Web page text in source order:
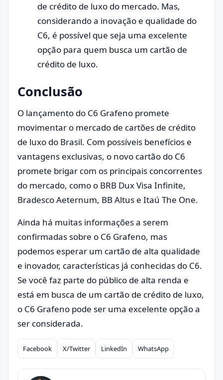
de crédito de luxo do mercado. Mas,
considerando a inovação e qualidade do
C6, é possível que seja uma excelente
opção para quem busca um cartão de
crédito de luxo.
Conclusão
O lançamento do C6 Grafeno promete
movimentar o mercado de cartões de crédito
de luxo do Brasil. Com possíveis benefícios e
vantagens exclusivas, o novo cartão do C6
promete brigar com os principais concorrentes
do mercado, como o BRB Dux Visa Infinite,
Bradesco Aeternum, BB Altus e Itaú The One.
Ainda há muitas informações a serem
confirmadas sobre o C6 Grafeno, mas
podemos esperar um cartão de alta qualidade
e inovador, características já conhecidas do C6.
Se você faz parte do público de alta renda e
está em busca de um cartão de crédito de luxo,
o C6 Grafeno pode ser uma excelente opção a
ser considerada.
Compartilhar
Facebook X/Twitter LinkedIn WhatsApp